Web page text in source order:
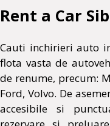
Rent a Car
Cauti inchirieri auto
flota vasta de
de renume, precum:
Ford, Volvo. De
accesibile si